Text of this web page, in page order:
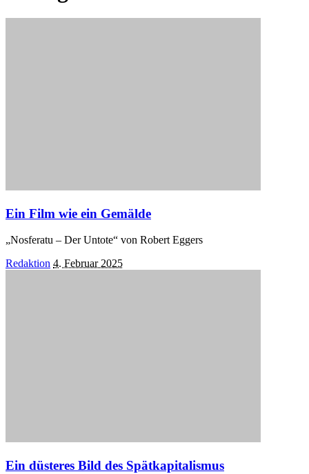
Ein Film wie ein Gemälde
„Nosferatu – Der Untote“ von Robert Eggers
Posted
Redaktion 4. Februar 2025
Ein düsteres Bild des Spätkapitalismus